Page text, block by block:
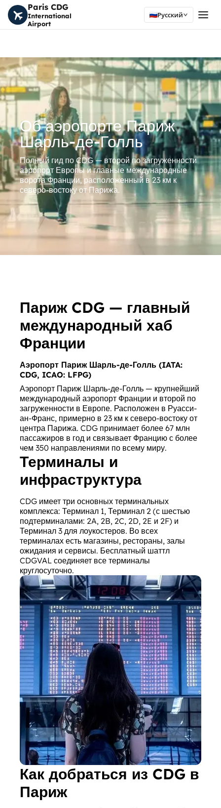
Paris CDG
International
Airport
Русский
Об аэропорте Париж
Шарль-де-Голль
Полный гид по CDG — второй по загруженности
аэропорт Европы и главные международные
ворота Франции, расположенный в 23 км к
северо-востоку от Парижа.
Париж CDG — главный
международный хаб
Франции
Аэропорт Париж Шарль-де-Голль (IATA:
CDG, ICAO: LFPG)
Аэропорт Париж Шарль-де-Голль — крупнейший
международный аэропорт Франции и второй по
загруженности в Европе. Расположен в Руасси-
ан-Франс, примерно в 23 км к северо-востоку от
центра Парижа. CDG принимает более 67 млн
пассажиров в год и связывает Францию с более
чем 350 направлениями по всему миру.
Терминалы и
инфраструктура
CDG имеет три основных терминальных
комплекса: Терминал 1, Терминал 2 (с шестью
подтерминалами: 2A, 2B, 2C, 2D, 2E и 2F) и
Терминал 3 для лоукостеров. Во всех
терминалах есть магазины, рестораны, залы
ожидания и сервисы. Бесплатный шаттл
CDGVAL соединяет все терминалы
круглосуточно.
Как добраться из CDG в
Париж